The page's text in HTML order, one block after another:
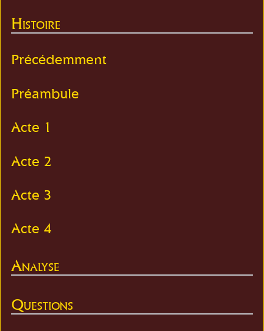
Histoire
Précédemment
Préambule
Acte 1
Acte 2
Acte 3
Acte 4
Analyse
Questions